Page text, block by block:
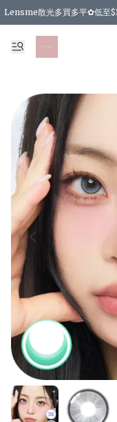
Lensme散光多買多平✿低至
台灣Karacon⁩✧日拋 特價清貨
日本韓國多款日/月拋現貨☼
🇰🇷韓國多款月拋現貨 特價兩
精選商品，任選買2件或以上
精選商品，任選買2件HKD
精選商品，任選買2件HKD
精選商品，任選買2件HKD
精選商品，任選買2件HKD
精選商品，任選買2件或以上
精選商品，任選買2件或以上
精選商品，任選買2件或以
精選商品，任選買12件或以上
精選商品，任選買2件或以
精選商品，任選買2件或以上
購物滿 HKD 800.00即享免運